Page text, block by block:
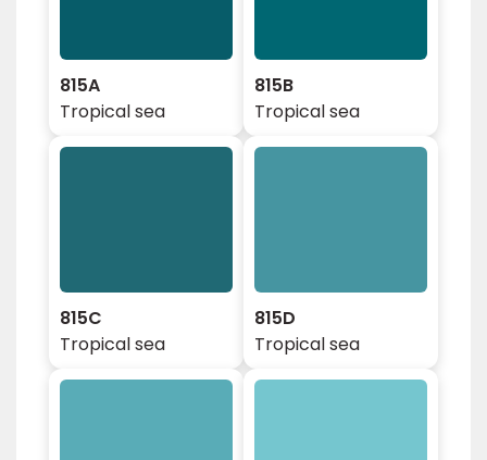
815A
Tropical sea
815B
Tropical sea
815C
Tropical sea
815D
Tropical sea